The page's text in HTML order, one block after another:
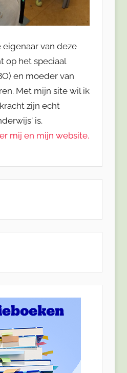
eigenaar van deze
op het speciaal
en moeder van
Met mijn site wil ik
zijn echt
is.
mij en mijn website.